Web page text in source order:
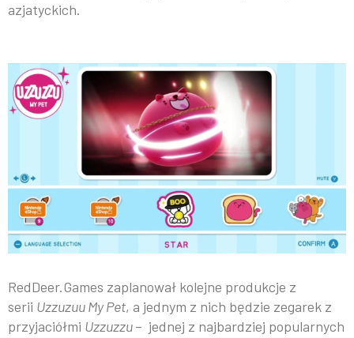
azjatyckich.
RedDeer.Games zaplanował kolejne produkcje z
serii Uzzuzuu My Pet, a jednym z nich będzie zegarek z
przyjaciółmi Uzzuzzu– jednej z najbardziej popularnych